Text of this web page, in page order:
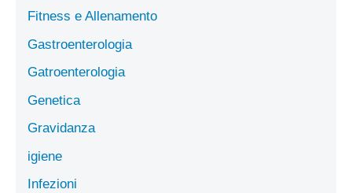
Fitness e Allenamento
Gastroenterologia
Gatroenterologia
Genetica
Gravidanza
igiene
Infezioni